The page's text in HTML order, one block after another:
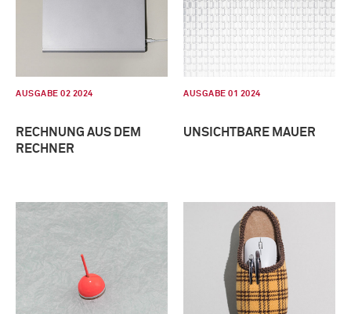
AUSGABE 02 2024
RECHNUNG AUS DEM
RECHNER
AUSGABE 01 2024
UNSICHTBARE MAUER